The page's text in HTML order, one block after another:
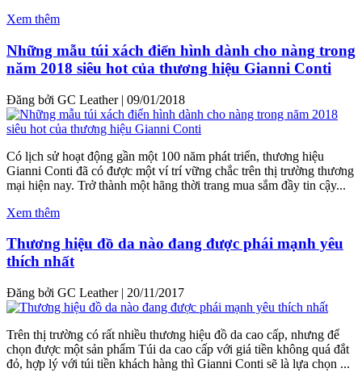
Xem thêm
Những mẫu túi xách điển hình dành cho nàng trong
năm 2018 siêu hot của thương hiệu Gianni Conti
Đăng bởi GC Leather | 09/01/2018
Có lịch sử hoạt động gần một 100 năm phát triển, thương hiệu
Gianni Conti đã có được một ví trí vững chắc trên thị trường thương
mại hiện nay. Trở thành một hãng thời trang mua sắm đầy tin cậy...
Xem thêm
Thương hiệu đồ da nào đang được phái mạnh yêu
thích nhất
Đăng bởi GC Leather | 20/11/2017
Trên thị trường có rất nhiều thương hiệu đồ da cao cấp, nhưng để
chọn được một sản phẩm Túi da cao cấp với giá tiền không quá đắt
đỏ, hợp lý với túi tiền khách hàng thì Gianni Conti sẽ là lựa chọn ...